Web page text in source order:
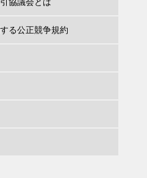
協議会とは
る公正競争規約